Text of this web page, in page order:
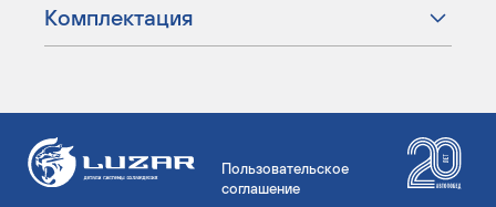
Комплектация
Пользовательское
соглашение